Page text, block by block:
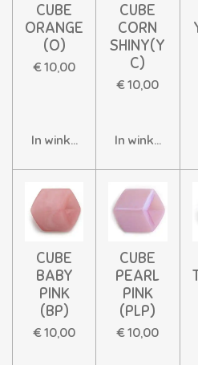
CUBE
ORANGE
(O)
€ 10,00
In winkelwagen
CUBE
CORN
SHINY(Y
C)
€ 10,00
In
CUBE
BABY
PINK
(BP)
€ 10,00
CUBE
PEARL
PINK
(PLP)
€ 10,00